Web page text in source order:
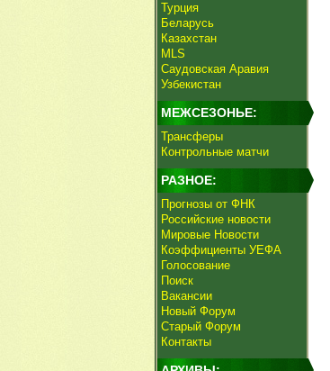
Турция
Беларусь
Казахстан
MLS
Саудовская Аравия
Узбекистан
МЕЖСЕЗОНЬЕ:
Трансферы
Контрольные матчи
РАЗНОЕ:
Прогнозы от ФНК
Российские новости
Мировые Новости
Коэффициенты УЕФА
Голосование
Поиск
Вакансии
Новый Форум
Старый Форум
Контакты